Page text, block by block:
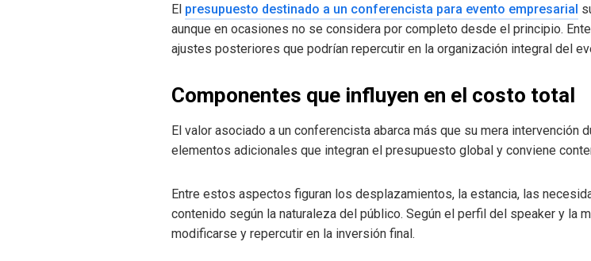
El presupuesto destinado a un conferencista para evento empresarial
aunque en ocasiones no se considera por completo desde el principio.
ajustes posteriores que podrían repercutir en la organización integral del
Componentes que influyen en el costo total
El valor asociado a un conferencista abarca más que su mera intervención
elementos adicionales que integran el presupuesto global y conviene
Entre estos aspectos figuran los desplazamientos, la estancia, las
contenido según la naturaleza del público. Según el perfil del speaker y la
modificarse y repercutir en la inversión final.